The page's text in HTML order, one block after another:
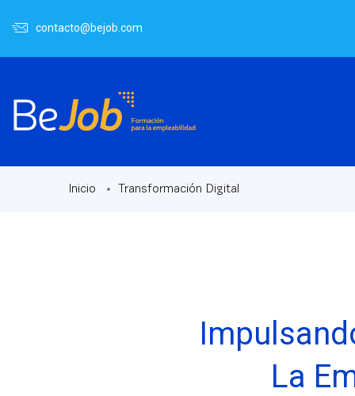
contacto@bejob.com
Inicio Transformación Digital
La